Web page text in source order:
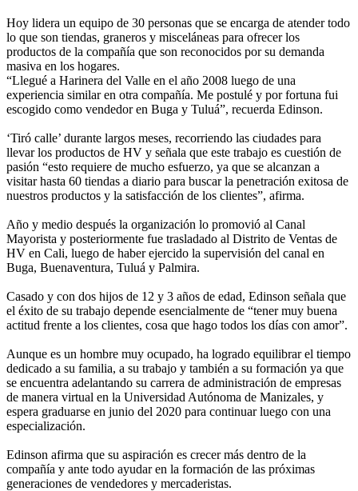
Hoy lidera un equipo de 30 personas que se encarga de atender todo
lo que son tiendas, graneros y misceláneas para ofrecer los
productos de la compañía que son reconocidos por su demanda
masiva en los hogares.
“Llegué a Harinera del Valle en el año 2008 luego de una
experiencia similar en otra compañía. Me postulé y por fortuna fui
escogido como vendedor en Buga y Tuluá”, recuerda Edinson.
‘Tiró calle’ durante largos meses, recorriendo las ciudades para
llevar los productos de HV y señala que este trabajo es cuestión de
pasión “esto requiere de mucho esfuerzo, ya que se alcanzan a
visitar hasta 60 tiendas a diario para buscar la penetración exitosa de
nuestros productos y la satisfacción de los clientes”, afirma.
Año y medio después la organización lo promovió al Canal
Mayorista y posteriormente fue trasladado al Distrito de Ventas de
HV en Cali, luego de haber ejercido la supervisión del canal en
Buga, Buenaventura, Tuluá y Palmira.
Casado y con dos hijos de 12 y 3 años de edad, Edinson señala que
el éxito de su trabajo depende esencialmente de “tener muy buena
actitud frente a los clientes, cosa que hago todos los días con amor”.
Aunque es un hombre muy ocupado, ha logrado equilibrar el tiempo
dedicado a su familia, a su trabajo y también a su formación ya que
se encuentra adelantando su carrera de administración de empresas
de manera virtual en la Universidad Autónoma de Manizales, y
espera graduarse en junio del 2020 para continuar luego con una
especialización.
Edinson afirma que su aspiración es crecer más dentro de la
compañía y ante todo ayudar en la formación de las próximas
generaciones de vendedores y mercaderistas.